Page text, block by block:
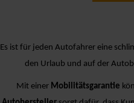
Es ist für jeden Autofahrer eine
den Urlaub und auf der
Mit einer Mobilitätsgarantie